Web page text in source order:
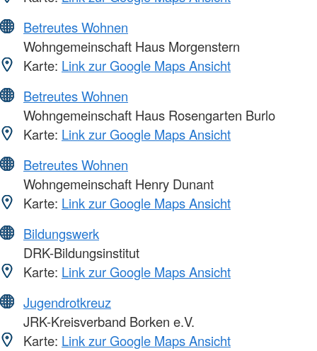
Betreutes Wohnen
Wohngemeinschaft Haus Morgenstern
Karte: Link zur Google Maps Ansicht
Betreutes Wohnen
Wohngemeinschaft Haus Rosengarten Burlo
Karte: Link zur Google Maps Ansicht
Betreutes Wohnen
Wohngemeinschaft Henry Dunant
Karte: Link zur Google Maps Ansicht
Bildungswerk
DRK-Bildungsinstitut
Karte: Link zur Google Maps Ansicht
Jugendrotkreuz
JRK-Kreisverband Borken e.V.
Karte: Link zur Google Maps Ansicht